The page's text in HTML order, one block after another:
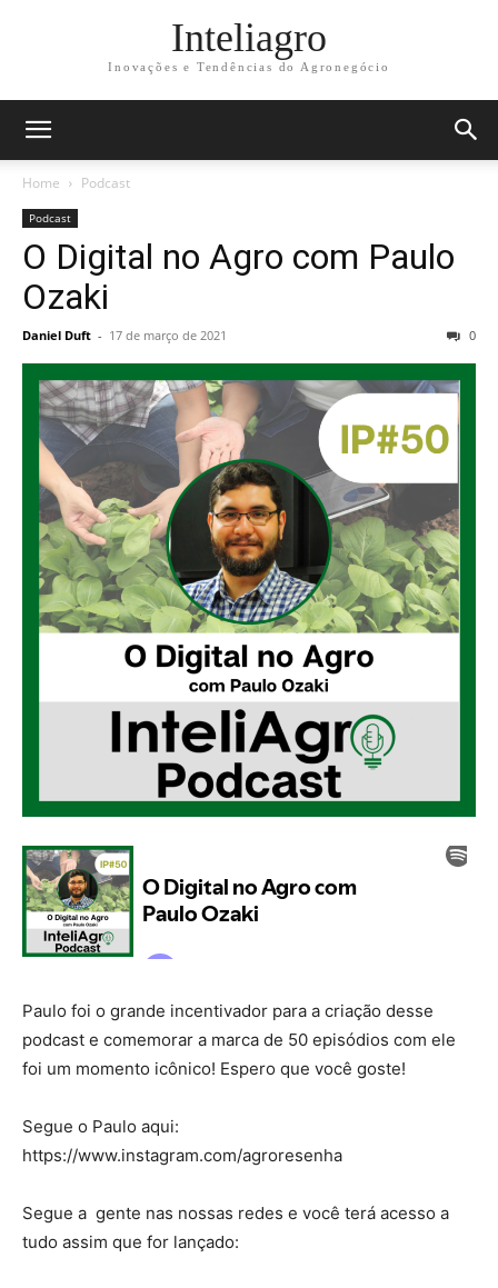
Inteliagro
Inovações e Tendências do Agronegócio
Home Podcast
Podcast
O Digital no Agro com Paulo
Ozaki
Daniel Duft - 17 de março de 2021 0
Paulo foi o grande incentivador para a criação desse
podcast e comemorar a marca de 50 episódios com ele
foi um momento icônico! Espero que você goste!
Segue o Paulo aqui:
https://www.instagram.com/agroresenha
Segue a gente nas nossas redes e você terá acesso a
tudo assim que for lançado: